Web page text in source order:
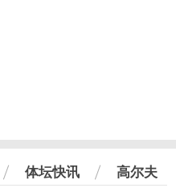
体坛快讯 高尔夫